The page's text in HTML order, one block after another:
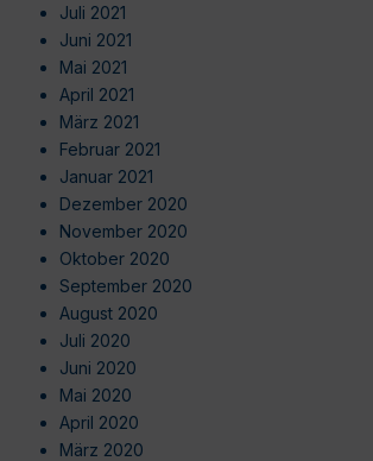
Juli 2021
Juni 2021
Mai 2021
April 2021
März 2021
Februar 2021
Januar 2021
Dezember 2020
November 2020
Oktober 2020
September 2020
August 2020
Juli 2020
Juni 2020
Mai 2020
April 2020
März 2020